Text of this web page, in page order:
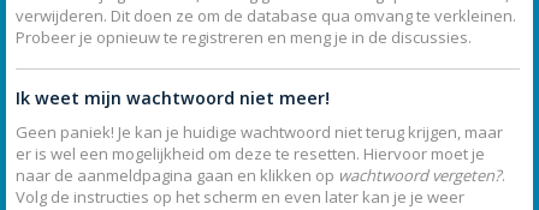
verwijderen. Dit doen ze om de database qua omvang te verkleinen.
Probeer je opnieuw te registreren en meng je in de discussies.
Ik weet mijn wachtwoord niet meer!
Geen paniek! Je kan je huidige wachtwoord niet terug krijgen, maar
er is wel een mogelijkheid om deze te resetten. Hiervoor moet je
naar de aanmeldpagina gaan en klikken op wachtwoord vergeten?.
Volg de instructies op het scherm en even later kan je je weer